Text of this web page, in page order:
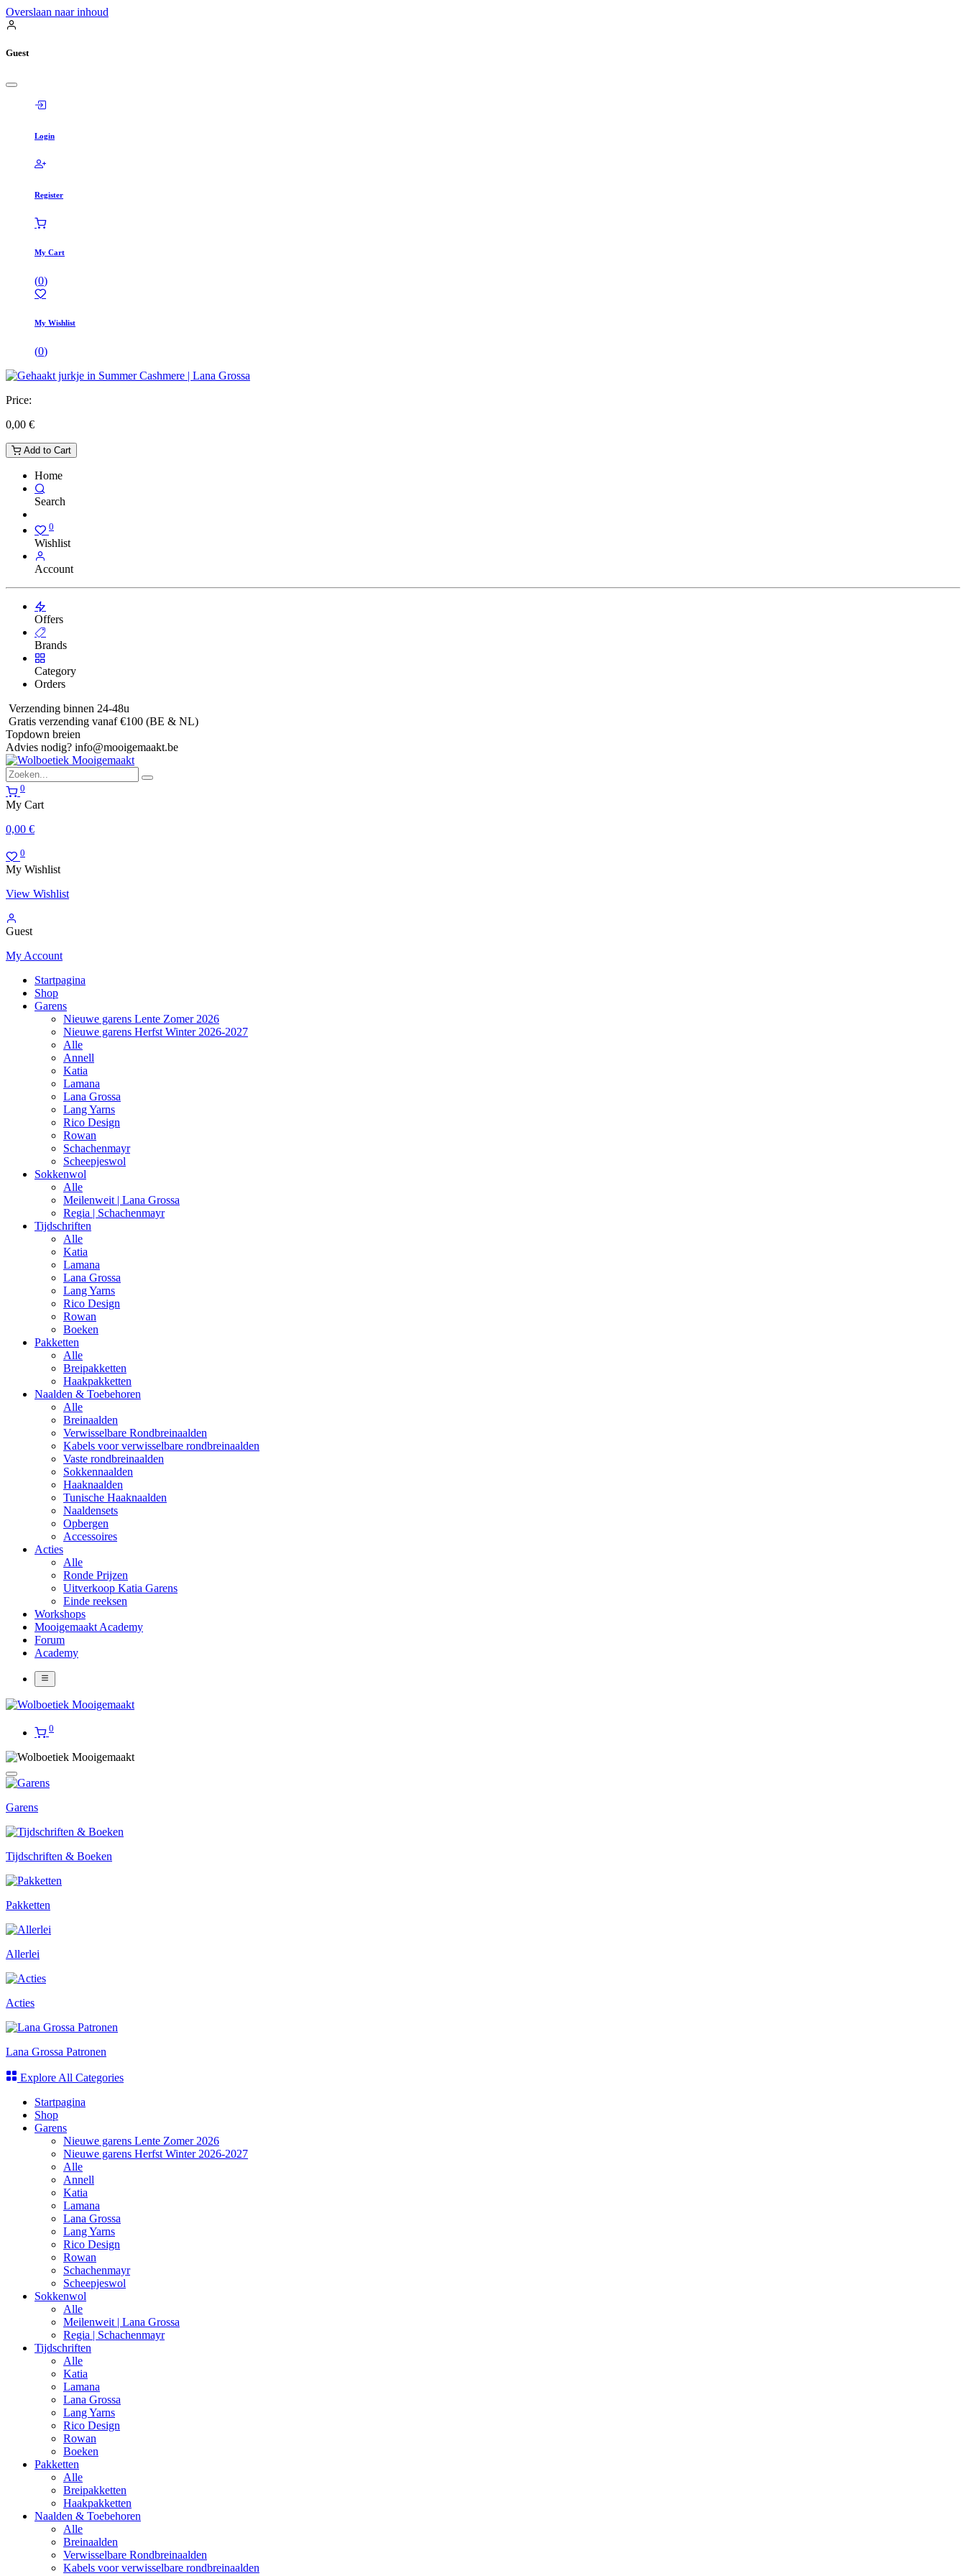
Overslaan naar inhoud
Guest
Login
Register
My Cart
(0)
My Wishlist
(0)
Price:
0,00 €
Add to Cart
Home
Search
0
Wishlist
Account
Offers
Brands
Category
Orders
Verzending binnen 24-48u
Gratis verzending vanaf €100 (BE & NL)
Topdown breien
Advies nodig? info@mooigemaakt.be
0
My Cart
0,00 €
0
My Wishlist
View Wishlist
Guest
My Account
Startpagina
Shop
Garens
Nieuwe garens Lente Zomer 2026
Nieuwe garens Herfst Winter 2026-2027
Alle
Annell
Katia
Lamana
Lana Grossa
Lang Yarns
Rico Design
Rowan
Schachenmayr
Scheepjeswol
Sokkenwol
Alle
Meilenweit | Lana Grossa
Regia | Schachenmayr
Tijdschriften
Alle
Katia
Lamana
Lana Grossa
Lang Yarns
Rico Design
Rowan
Boeken
Pakketten
Alle
Breipakketten
Haakpakketten
Naalden & Toebehoren
Alle
Breinaalden
Verwisselbare Rondbreinaalden
Kabels voor verwisselbare rondbreinaalden
Vaste rondbreinaalden
Sokkennaalden
Haaknaalden
Tunische Haaknaalden
Naaldensets
Opbergen
Accessoires
Acties
Alle
Ronde Prijzen
Uitverkoop Katia Garens
Einde reeksen
Workshops
Mooigemaakt Academy
Forum
Academy
0
Garens
Tijdschriften & Boeken
Pakketten
Allerlei
Acties
Lana Grossa Patronen
Explore All Categories
Startpagina
Shop
Garens
Nieuwe garens Lente Zomer 2026
Nieuwe garens Herfst Winter 2026-2027
Alle
Annell
Katia
Lamana
Lana Grossa
Lang Yarns
Rico Design
Rowan
Schachenmayr
Scheepjeswol
Sokkenwol
Alle
Meilenweit | Lana Grossa
Regia | Schachenmayr
Tijdschriften
Alle
Katia
Lamana
Lana Grossa
Lang Yarns
Rico Design
Rowan
Boeken
Pakketten
Alle
Breipakketten
Haakpakketten
Naalden & Toebehoren
Alle
Breinaalden
Verwisselbare Rondbreinaalden
Kabels voor verwisselbare rondbreinaalden